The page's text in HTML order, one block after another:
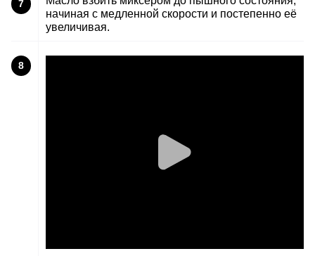
7
начиная с медленной скорости и постепенно её
увеличивая.
8